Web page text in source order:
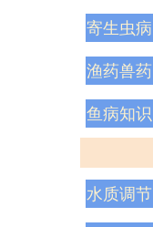
寄生虫病
渔药兽药
鱼病知识
水质调节